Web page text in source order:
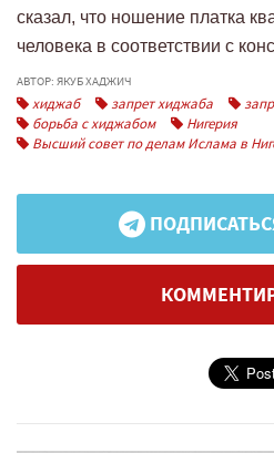
сказал, что ношение платка
человека в соответствии с
АВТОР: ЯКУБ ХАДЖИЧ
хиджаб запрет хиджаба
борьба с хиджабом
Нигерия
Высший совет по делам Ислама в